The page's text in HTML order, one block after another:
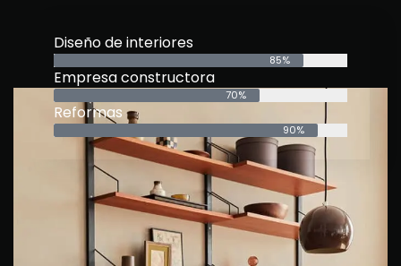
Diseño de interiores
85%
Empresa constructora
70%
Reformas
90%